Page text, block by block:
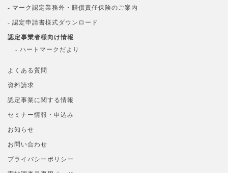
- マーク認定業務外・賠償責任保険のご案内
- 認定申請書様式ダウンロード
認定事業者様向け情報
- ハートマークだより
よくある質問
資料請求
認定事業に関する情報
セミナー情報・申込み
お知らせ
お問い合わせ
プライバシーポリシー